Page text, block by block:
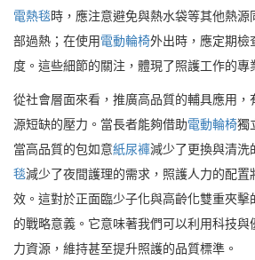
電熱毯時，應注意避免與熱水袋等其他熱源
部過熱；在使用電動輪椅外出時，應定期檢
度。這些細節的關注，體現了照護工作的專
從社會層面來看，推廣高品質的輔具應用，
源短缺的壓力。當長者能夠借助電動輪椅獨
當高品質的包如意紙尿褲減少了更換與清洗
毯減少了夜間護理的需求，照護人力的配置
效。這對於正面臨少子化與高齡化雙重夾擊
的戰略意義。它意味著我們可以利用科技與
力資源，維持甚至提升照護的品質標準。